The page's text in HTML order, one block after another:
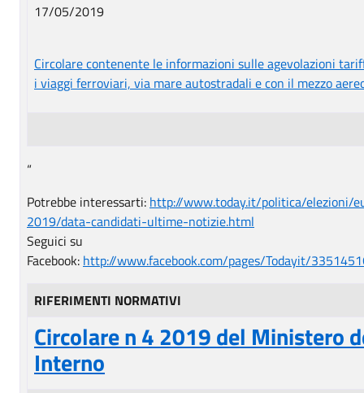
17/05/2019
Circolare contenente le informazioni sulle agevolazioni
i viaggi ferroviari, via mare autostradali e con il mezzo
“
Potrebbe interessarti: http://www.today.it/politica/elezioni/
2019/data-candidati-ultime-notizie.html
Seguici su
Facebook: http://www.facebook.com/pages/Todayit/
RIFERIMENTI NORMATIVI
Circolare n 4 2019 del Ministero
Interno